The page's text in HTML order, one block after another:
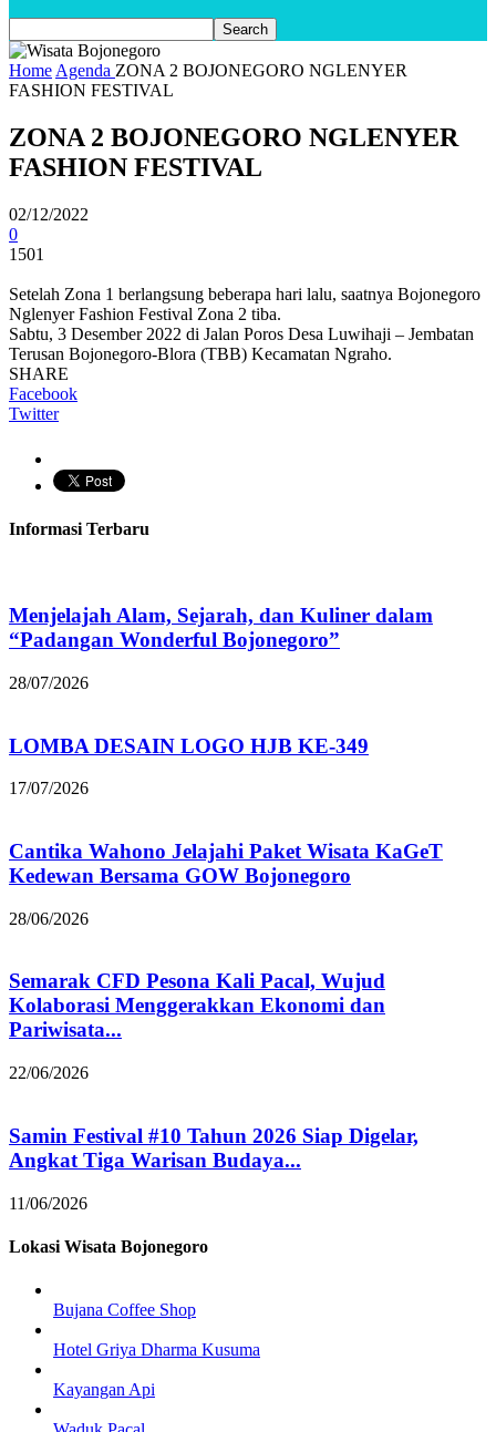
Home Agenda ZONA 2 BOJONEGORO NGLENYER
FASHION FESTIVAL
ZONA 2 BOJONEGORO NGLENYER
FASHION FESTIVAL
02/12/2022
0
1501
Setelah Zona 1 berlangsung beberapa hari lalu, saatnya Bojonegoro
Nglenyer Fashion Festival Zona 2 tiba.
Sabtu, 3 Desember 2022 di Jalan Poros Desa Luwihaji – Jembatan
Terusan Bojonegoro-Blora (TBB) Kecamatan Ngraho.
SHARE
Facebook
Twitter
Informasi Terbaru
Menjelajah Alam, Sejarah, dan Kuliner dalam
“Padangan Wonderful Bojonegoro”
28/07/2026
LOMBA DESAIN LOGO HJB KE-349
17/07/2026
Cantika Wahono Jelajahi Paket Wisata KaGeT
Kedewan Bersama GOW Bojonegoro
28/06/2026
Semarak CFD Pesona Kali Pacal, Wujud
Kolaborasi Menggerakkan Ekonomi dan
Pariwisata...
22/06/2026
Samin Festival #10 Tahun 2026 Siap Digelar,
Angkat Tiga Warisan Budaya...
11/06/2026
Lokasi Wisata Bojonegoro
Bujana Coffee Shop
Hotel Griya Dharma Kusuma
Kayangan Api